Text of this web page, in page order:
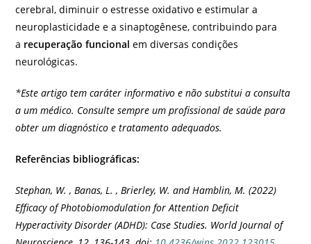
cerebral, diminuir o estresse oxidativo e estimular a
neuroplasticidade e a sinaptogênese, contribuindo para
a recuperação funcional em diversas condições
neurológicas.
*Este artigo tem caráter informativo e não substitui a consulta
a um médico. Consulte sempre um profissional de saúde para
obter um diagnóstico e tratamento adequados.
Referências bibliográficas:
Stephan, W. , Banas, L. , Brierley, W. and Hamblin, M. (2022)
Efficacy of Photobiomodulation for Attention Deficit
Hyperactivity Disorder (ADHD): Case Studies. World Journal of